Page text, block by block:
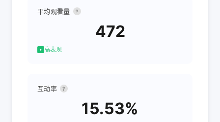
平均观看量 ?
472
高表现
互动率 ?
15.53%